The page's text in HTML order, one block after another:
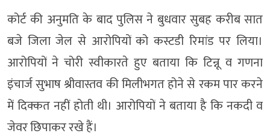
कोर्ट की अनुमति के बाद पुलिस ने बुधवार सुबह करीब सात
बजे जिला जेल से आरोपियों को कस्टडी रिमांड पर लिया।
आरोपियों ने चोरी स्वीकारते हुए बताया कि टिन्नू व गणना
इंचार्ज सुभाष श्रीवास्तव की मिलीभगत होने से रकम पार करने
में दिक्कत नहीं होती थी। आरोपियों ने बताया है कि नकदी व
जेवर छिपाकर रखे हैं।